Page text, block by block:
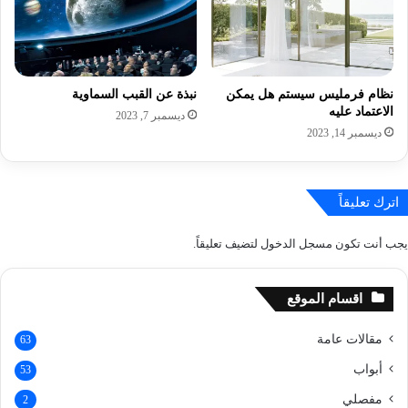
نظام فرمليس سيستم هل يمكن
الاعتماد عليه
ديسمبر 14, 2023
نبذة عن القبب السماوية
ديسمبر 7, 2023
اترك تعليقاً
يجب أنت تكون مسجل الدخول لتضيف تعليقاً.
اقسام الموقع
مقالات عامة 63
أبواب 53
مفصلي 2